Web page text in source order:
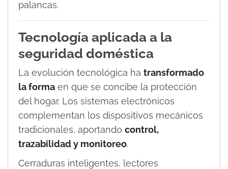
palancas.
Tecnología aplicada a la
seguridad doméstica
La evolución tecnológica ha transformado
la forma en que se concibe la protección
del hogar. Los sistemas electrónicos
complementan los dispositivos mecánicos
tradicionales, aportando control,
trazabilidad y monitoreo.
Cerraduras inteligentes, lectores